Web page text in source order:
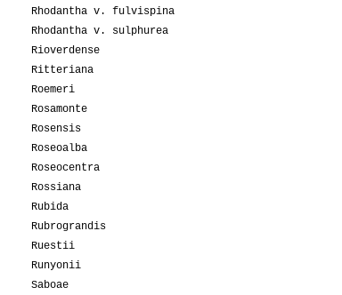
Rhodantha v. fulvispina
Rhodantha v. sulphurea
Rioverdense
Ritteriana
Roemeri
Rosamonte
Rosensis
Roseoalba
Roseocentra
Rossiana
Rubida
Rubrograndis
Ruestii
Runyonii
Saboae